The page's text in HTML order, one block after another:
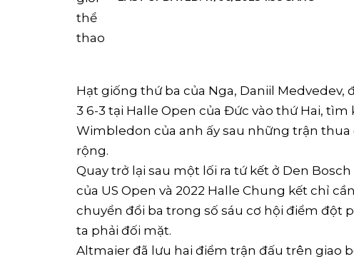
Hạt giống thứ ba của Nga, Daniil
3 6-3 tại Halle Open của Đức vào thứ Hai,
Wimbledon của anh ấy sau những trận thua
rộng.
Quay trở lại sau một lối ra tứ kết ở Den
của US Open và 2022 Halle Chung kết chỉ
chuyển đổi ba trong số sáu cơ hội điểm đột
ta phải đối mặt.
Altmaier đã lưu hai điểm trận đấu trên giao